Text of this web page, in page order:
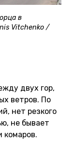
в
Vitchenko /
двух гор,
ветров. По
нет резкого
не бывает
комаров.